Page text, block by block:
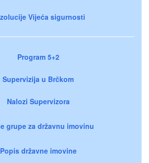
Vijeća sigurnosti
Program 5+2
Supervizija u Brčkom
Nalozi Supervizora
grupe za državnu imovinu
Popis državne imovine